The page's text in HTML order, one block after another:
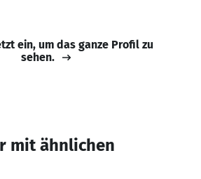
ein, um das ganze Profil zu
sehen.
mit ähnlichen